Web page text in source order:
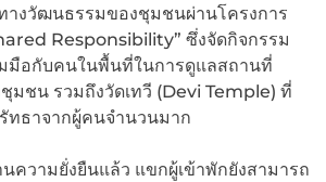
างวัฒนธรรมของชุมชนผ่านโครงการ
Responsibility” ซึ่งจัดกิจกรรม
มือกับคนในพื้นที่ในการดูแลสถานที่
ชน รวมถึงวัดเทวี (Devi Temple) ที่
ทธาจากผู้คนจำนวนมาก
ความยั่งยืนแล้ว แขกผู้เข้าพักยังสามารถ